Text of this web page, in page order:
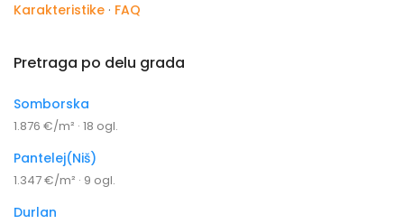
Karakteristike · FAQ
Pretraga po delu grada
Somborska
1.876 €/m² · 18 ogl.
Pantelej(Niš)
1.347 €/m² · 9 ogl.
Durlan